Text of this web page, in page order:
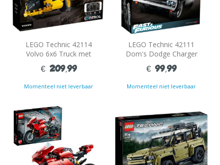
LEGO Technic 42114
Volvo 6x6 Truck met
Kieptrailer
€ 209,99
Momenteel niet leverbaar
LEGO Technic 42111
Dom's Dodge Charger
€ 99,99
Momenteel niet leverbaar